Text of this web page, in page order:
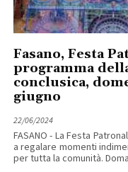
Fasano, Festa
programma
conclusica,
giugno
22/06/2024
FASANO - La Festa
a regalare momenti
per tutta la comunità.